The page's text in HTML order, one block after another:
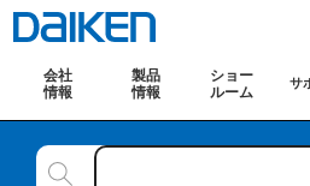
会社
情報
製品
情報
ショー
ルーム
サ